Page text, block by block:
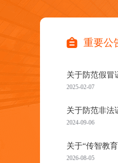
重要公
关于防范假冒
2025-02-07
关于防范非法
2024-09-06
关于“传智教
2026-08-05